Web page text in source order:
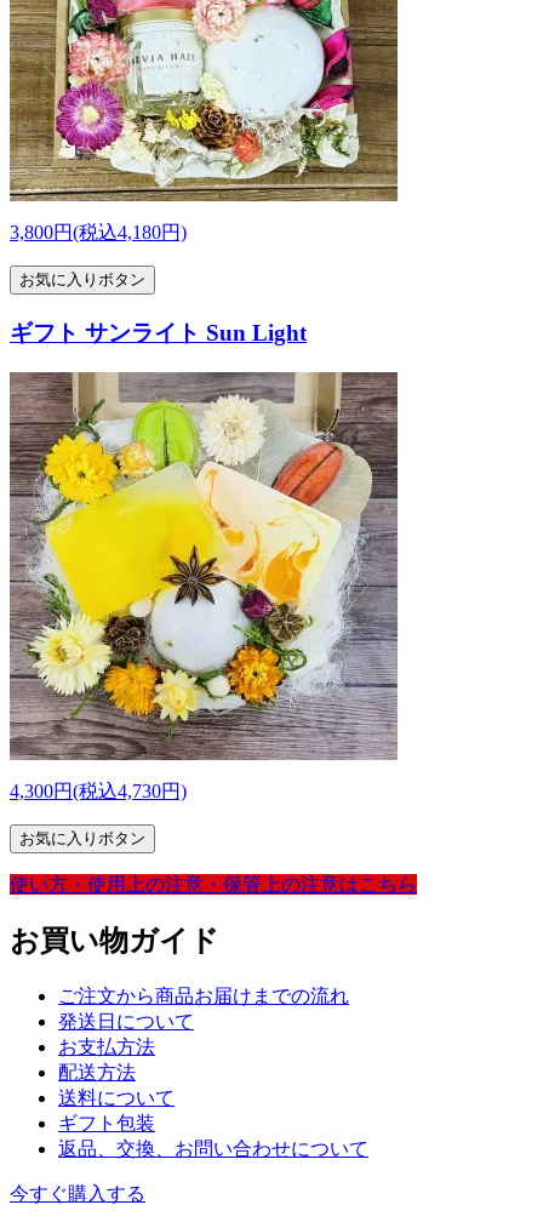
3,800円(税込4,180円)
お気に入りボタン
ギフト サンライト Sun Light
4,300円(税込4,730円)
お気に入りボタン
使い方・ 使用上の注意・ 保管上の注意はこちら
お買い物ガイド
ご注文から商品お届けまでの流れ
発送日について
お支払方法
配送方法
送料について
ギフト包装
返品、交換、お問い合わせについて
今すぐ購入する